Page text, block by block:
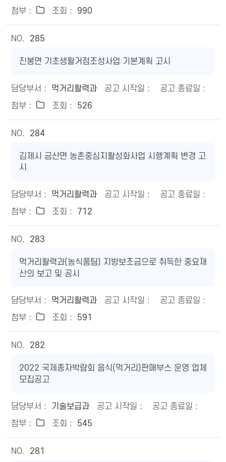
990
285
진봉면 기초생활거점조성사업 기본계획 고시
먹거리활력과
526
284
김제시 금산면 농촌중심지활성화사업 시행계획 변경 고
시
먹거리활력과
712
283
먹거리활력과(농식품팀) 지방보조금으로 취득한 중요재
산의 보고 및 공시
먹거리활력과
591
282
2022 국제종자박람회 음식(먹거리)판매부스 운영 업체
모집공고
기술보급과
545
281